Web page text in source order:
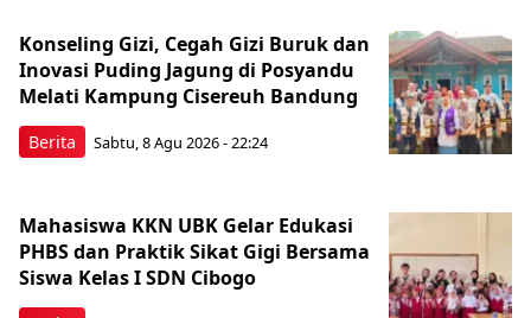
Berita
Konseling Gizi, Cegah Gizi Buruk dan
Inovasi Puding Jagung di Posyandu
Melati Kampung Cisereuh Bandung
Sabtu, 8 Agu 2026 - 22:24
Mahasiswa KKN UBK Gelar Edukasi
PHBS dan Praktik Sikat Gigi Bersama
Siswa Kelas I SDN Cibogo